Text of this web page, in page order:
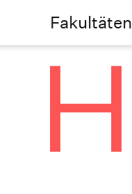
Fakultäten